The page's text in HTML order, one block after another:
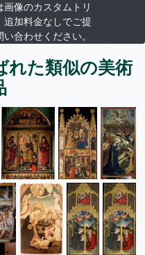
像のカスタムトリ
追加料金なしでご提
合わせください。
れた類似の美術